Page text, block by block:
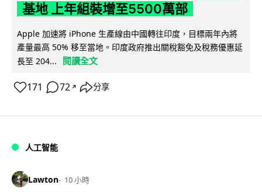
基地 上年組裝增至5500萬部
Apple 加速將 iPhone 生產線由中國轉往印度，目標兩年內將
產量最高 50% 移至當地。印度政府推出關稅豁免及稅務優惠延
長至 204...
閱讀全文
171 72 ↗ 分享
人工智能
Lawton 10 小時